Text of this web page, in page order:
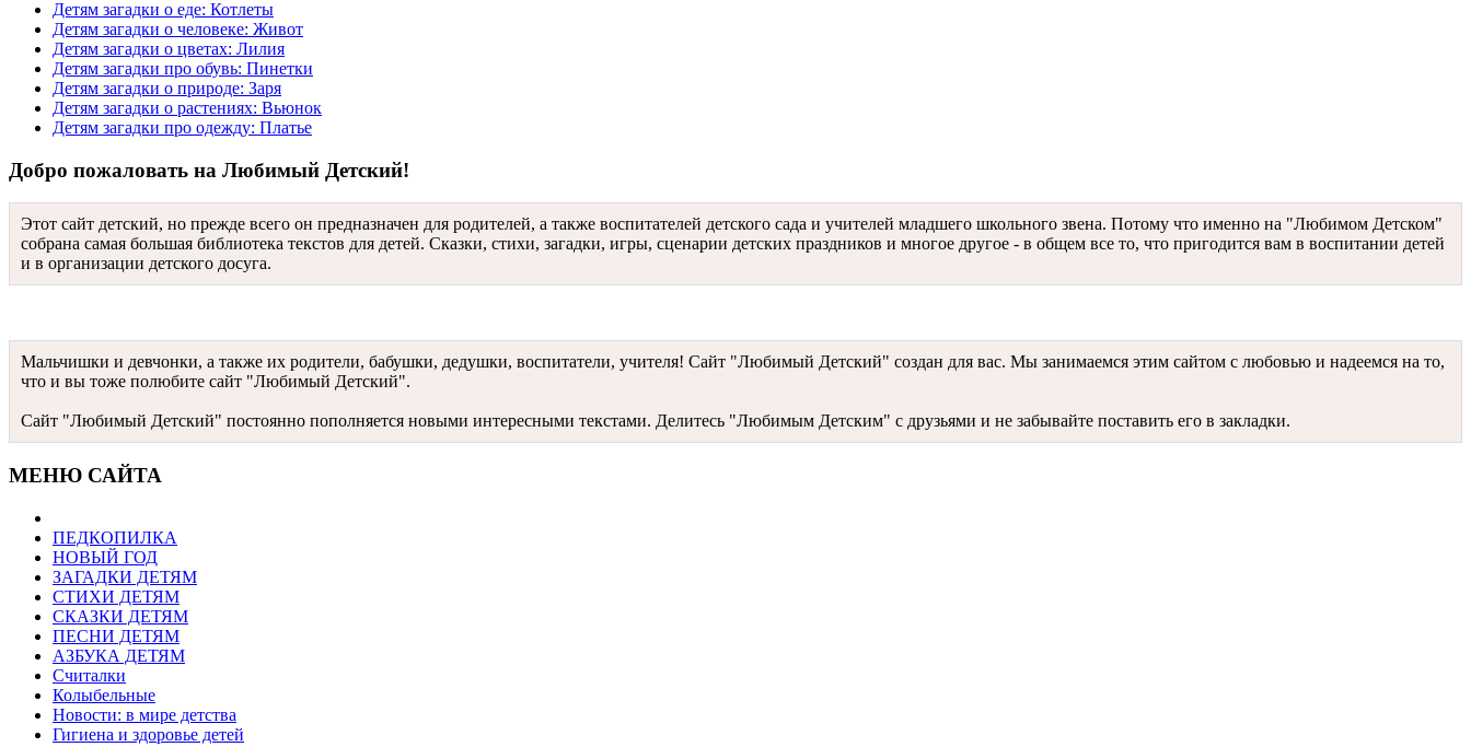
Детям загадки о еде: Котлеты
Детям загадки о человеке: Живот
Детям загадки о цветах: Лилия
Детям загадки про обувь: Пинетки
Детям загадки о природе: Заря
Детям загадки о растениях: Вьюнок
Детям загадки про одежду: Платье
Добро пожаловать на Любимый Детский!
Этот сайт детский, но прежде всего он предназначен для родителей, а также воспитателей детского сада и учителей младшего школьного звена. Потому что именно на "Любимом Детском"
собрана самая большая библиотека текстов для детей. Сказки, стихи, загадки, игры, сценарии детских праздников и многое другое - в общем все то, что пригодится вам в воспитании детей
и в организации детского досуга.
Мальчишки и девчонки, а также их родители, бабушки, дедушки, воспитатели, учителя! Сайт "Любимый Детский" создан для вас. Мы занимаемся этим сайтом с любовью и надеемся на то,
что и вы тоже полюбите сайт "Любимый Детский".
Сайт "Любимый Детский" постоянно пополняется новыми интересными текстами. Делитесь "Любимым Детским" с друзьями и не забывайте поставить его в закладки.
МЕНЮ САЙТА
ПЕДКОПИЛКА
НОВЫЙ ГОД
ЗАГАДКИ ДЕТЯМ
СТИХИ ДЕТЯМ
СКАЗКИ ДЕТЯМ
ПЕСНИ ДЕТЯМ
АЗБУКА ДЕТЯМ
Считалки
Колыбельные
Новости: в мире детства
Гигиена и здоровье детей